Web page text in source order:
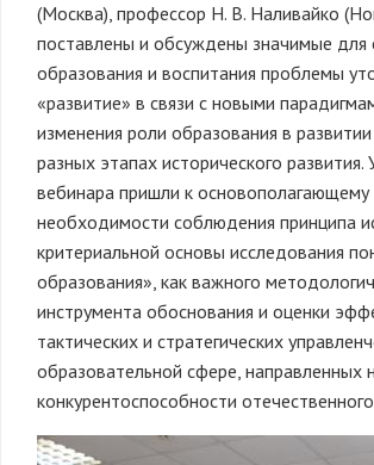
(Москва), профессор Н. В. Наливайко
поставлены и обсуждены значимые для
образования и воспитания проблемы
«развитие» в связи с новыми
изменения роли образования в
разных этапах исторического развития.
вебинара пришли к
необходимости соблюдения принципа
критериальной основы исследования
образования», как важного
инструмента обоснования и оценки
тактических и стратегических
образовательной сфере, направленных
конкурентоспособности